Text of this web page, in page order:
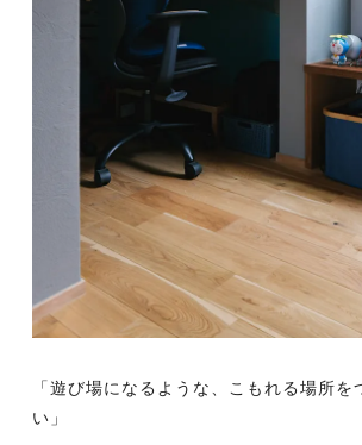
「遊び場になるような、こもれる場所を
い」